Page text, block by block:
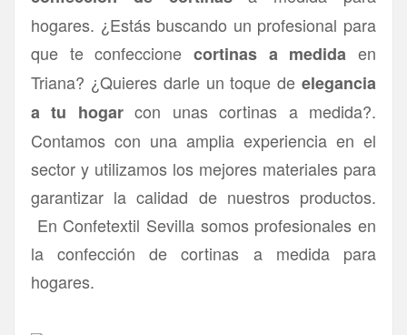
hogares. ¿Estás buscando un profesional para
que te confeccione cortinas a medida en
Triana? ¿Quieres darle un toque deelegancia
a tu hogarcon unas cortinas a medida?.
Contamos con una amplia experiencia en el
sector y utilizamos los mejores materiales para
garantizar la calidad de nuestros productos.
En Confetextil Sevilla somos profesionales en
la confección de cortinas a medida para
hogares.